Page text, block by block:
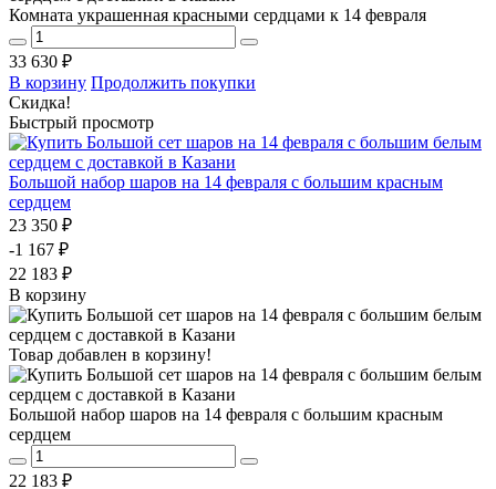
Комната украшенная красными сердцами к 14 февраля
33 630 ₽
В корзину Продолжить покупки
Скидка!
Быстрый просмотр
Большой набор шаров на 14 февраля с большим красным
сердцем
23 350 ₽
-1 167 ₽
22 183 ₽
В корзину
Товар добавлен в корзину!
Большой набор шаров на 14 февраля с большим красным
сердцем
22 183 ₽